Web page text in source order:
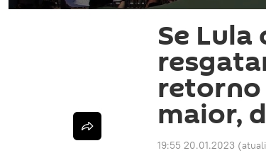
Se
retorno
maior,
19:55 20.01.2023